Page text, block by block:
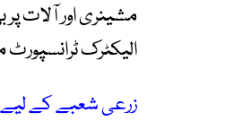
مشینری اور آلات
الیکٹرک
زرعی شعبے کے